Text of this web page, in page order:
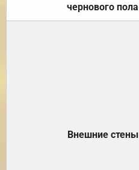
чернового пола
Внешние стены